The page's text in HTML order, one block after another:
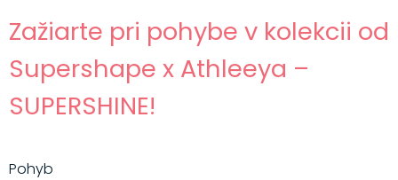
Zažiarte pri pohybe v kolekcii od
Supershape x Athleeya –
SUPERSHINE!
Pohyb